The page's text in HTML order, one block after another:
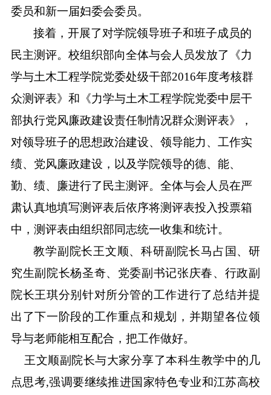
委员和新一届妇委会委员。
接着，开展了对学院领导班子和班子成员的
民主测评。校组织部向全体与会人员发放了《力
学与土木工程学院党委处级干部2016年度考核群
众测评表》和《力学与土木工程学院党委中层干
部执行党风廉政建设责任制情况群众测评表》，
对领导班子的思想政治建设、领导能力、工作实
绩、党风廉政建设，以及学院领导的德、能、
勤、绩、廉进行了民主测评。全体与会人员在严
肃认真地填写测评表后依序将测评表投入投票箱
中，测评表由组织部同志统一收集和统计。
教学副院长王文顺、科研副院长马占国、研
究生副院长杨圣奇、党委副书记张庆春、行政副
院长王琪分别针对所分管的工作进行了总结并提
出了下一阶段的工作重点和规划，并期望各位领
导与老师能相互配合，把工作做好。
王文顺副院长与大家分享了本科生教学中的几
点思考,强调要继续推进国家特色专业和江苏高校